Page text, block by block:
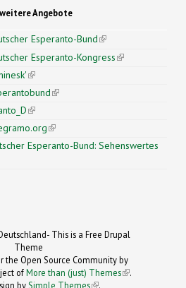
Angebote
Esperanto-Bund(link is
external)
Esperanto-Kongress(link is
(link is external)
(link is external)
(link is external)
(link is external)
Esperanto-Bund: Sehenswertes
This is a Free Drupal
Theme
the Open Source Community by
ofMore than (just) Themes (link is
.
bySimple Themes
(link is
.